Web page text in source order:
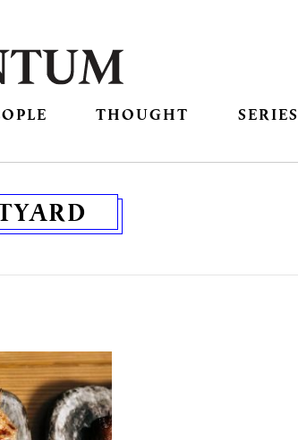
THOUGHT SERIES